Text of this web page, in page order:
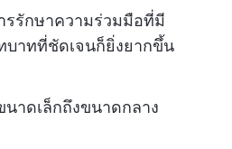
รรักษาความร่วมมือที่มี
บาทที่ชัดเจนก็ยิ่งยากขึ้น
นาดเล็กถึงขนาดกลาง